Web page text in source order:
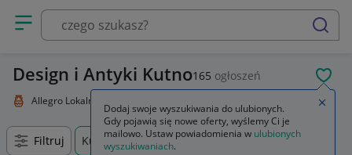
Otwórz menu z kategoriami
szukaj
Design i Antyki Kutno165 ogłoszeń
Allegro Lokalnie
Filtruj Kutno, Łódzkie, +0 km
Dodaj swoje wyszukiwania do ulubionych.
Gdy pojawią się nowe oferty, wyślemy Ci je
mailowo. Ustaw powiadomienia w ulubionych
wyszukiwaniach.